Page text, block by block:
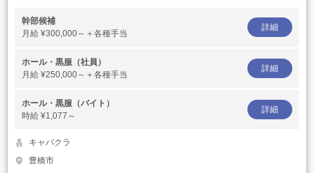
幹部候補
月給 ¥300,000～＋各種手当
詳細
ホール・黒服（社員）
月給 ¥250,000～＋各種手当
詳細
ホール・黒服（バイト）
時給 ¥1,077～
詳細
キャバクラ
豊橋市